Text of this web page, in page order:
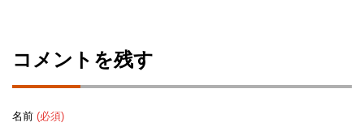
コメントを残す
名前 (必須)